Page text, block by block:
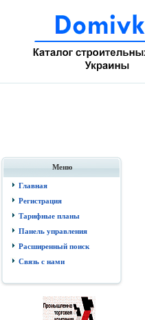
Меню
Главная
Регистрация
Тарифные планы
Панель управления
Расширенный поиск
Связь с нами